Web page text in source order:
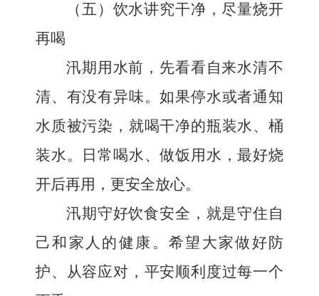
（五）饮水讲究干净，尽量烧开
再喝
汛期用水前，先看看自来水清不
清、有没有异味。如果停水或者通知
水质被污染，就喝干净的瓶装水、桶
装水。日常喝水、做饭用水，最好烧
开后再用，更安全放心。
汛期守好饮食安全，就是守住自
己和家人的健康。希望大家做好防
护、从容应对，平安顺利度过每一个